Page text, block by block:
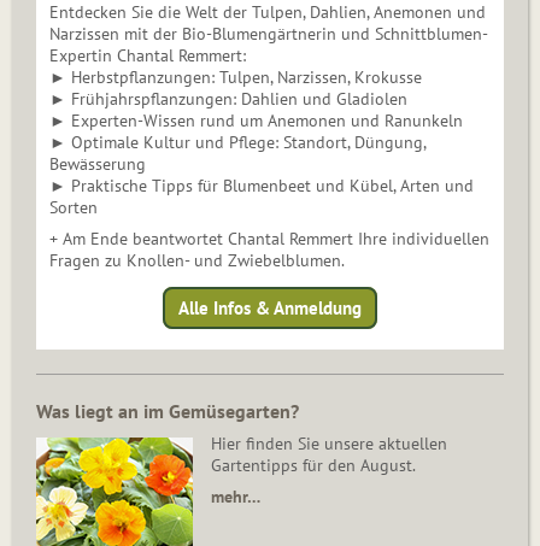
Entdecken Sie die Welt der Tulpen, Dahlien, Anemonen und
Narzissen mit der Bio-Blumengärtnerin und Schnittblumen-
Expertin Chantal Remmert:
► Herbstpflanzungen: Tulpen, Narzissen, Krokusse
► Frühjahrspflanzungen: Dahlien und Gladiolen
► Experten-Wissen rund um Anemonen und Ranunkeln
► Optimale Kultur und Pflege: Standort, Düngung,
Bewässerung
► Praktische Tipps für Blumenbeet und Kübel, Arten und
Sorten
+ Am Ende beantwortet Chantal Remmert Ihre individuellen
Fragen zu Knollen- und Zwiebelblumen.
Alle Infos & Anmeldung
Was liegt an im Gemüsegarten?
Hier finden Sie unsere aktuellen
Gartentipps für den August.
mehr…